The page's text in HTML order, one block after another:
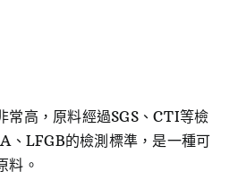
常高，原料經過SGS、CTI等檢
、LFGB的檢測標準，是一種可
料。